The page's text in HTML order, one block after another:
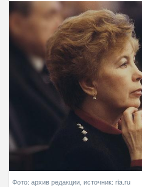
Фото: архив редакции, источник: ria.ru